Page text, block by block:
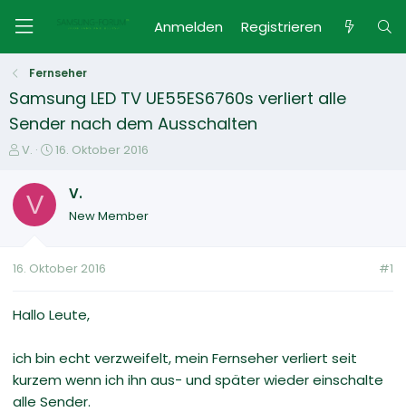
Anmelden Registrieren
Fernseher
Samsung LED TV UE55ES6760s verliert alle
Sender nach dem Ausschalten
E
s
e
e
V.
E
t
t
m
16. Oktober 2016
V V.
New Member
16. Oktober 2016 #1
Hallo Leute,
ich bin echt verzweifelt, mein Fernseher verliert seit
kurzem wenn ich ihn aus- und später wieder einschalte
alle Sender.